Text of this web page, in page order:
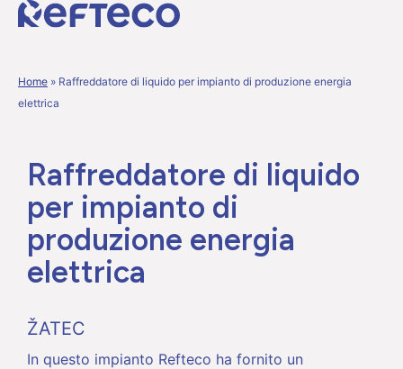
Home » Raffreddatore di liquido per impianto di produzione energia
elettrica
Raffreddatore di liquido
per impianto di
produzione energia
elettrica
ŽATEC
In questo impianto Refteco ha fornito un